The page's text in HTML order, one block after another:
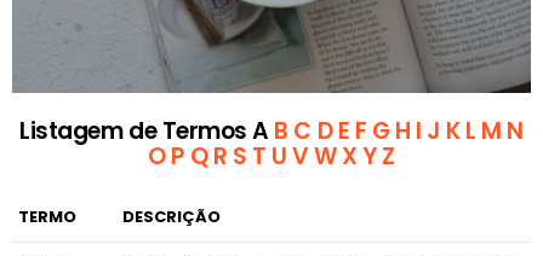
Listagem de Termos A B C D E F G H I J K L M N
OP Q R S T UVW XY Z
TERMO DESCRIÇÃO